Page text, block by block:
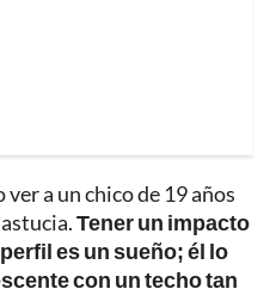
a un chico de 19 años
Tener un impacto
es un sueño; él lo
con un techo tan